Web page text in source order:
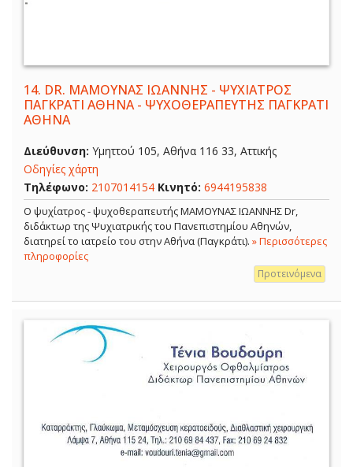
14. DR. ΜΑΜΟΥΝΑΣ ΙΩΑΝΝΗΣ - ΨΥΧΙΑΤΡΟΣ
ΠΑΓΚΡΑΤΙ ΑΘΗΝΑ - ΨΥΧΟΘΕΡΑΠΕΥΤΗΣ ΠΑΓΚΡΑΤΙ
ΑΘΗΝΑ
Διεύθυνση: Υμηττού 105, Αθήνα 116 33, Αττικής
Οδηγίες χάρτη
Τηλέφωνο: 2107014154 Κινητό: 6944195838
Ο ψυχίατρος - ψυχοθεραπευτής ΜΑΜΟΥΝΑΣ ΙΩΑΝΝΗΣ Dr,
διδάκτωρ της Ψυχιατρικής του Πανεπιστημίου Αθηνών,
διατηρεί το ιατρείο του στην Αθήνα (Παγκράτι). » Περισσότερες
πληροφορίες
Προτεινόμενα